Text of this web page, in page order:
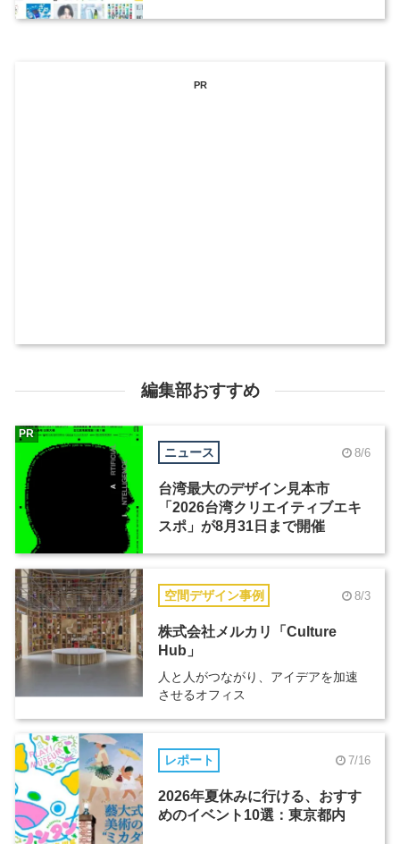
PR
編集部おすすめ
ニュース 8/6
台湾最大のデザイン見本市
「2026台湾クリエイティブエキ
スポ」が8月31日まで開催
PR
空間デザイン事例 8/3
株式会社メルカリ「Culture
Hub」
人と人がつながり、アイデアを加速
させるオフィス
レポート 7/16
2026年夏休みに行ける、おすす
めのイベント10選：東京都内